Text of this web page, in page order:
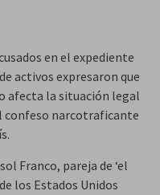
en el expediente
activos expresaron que
afecta la situación legal
confeso narcotraficante
Franco, pareja de ‘el
los Estados Unidos